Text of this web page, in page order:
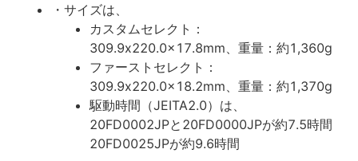
・サイズは、
カスタムセレクト：
309.9x220.0x17.8mm、重量：約1,360g
ファーストセレクト：
309.9x220.0x18.2mm、重量：約1,370g
駆動時間（JEITA2.0）は、
20FD0002JPと20FD0000JPが約7.5時間
20FD0025JPが約9.6時間